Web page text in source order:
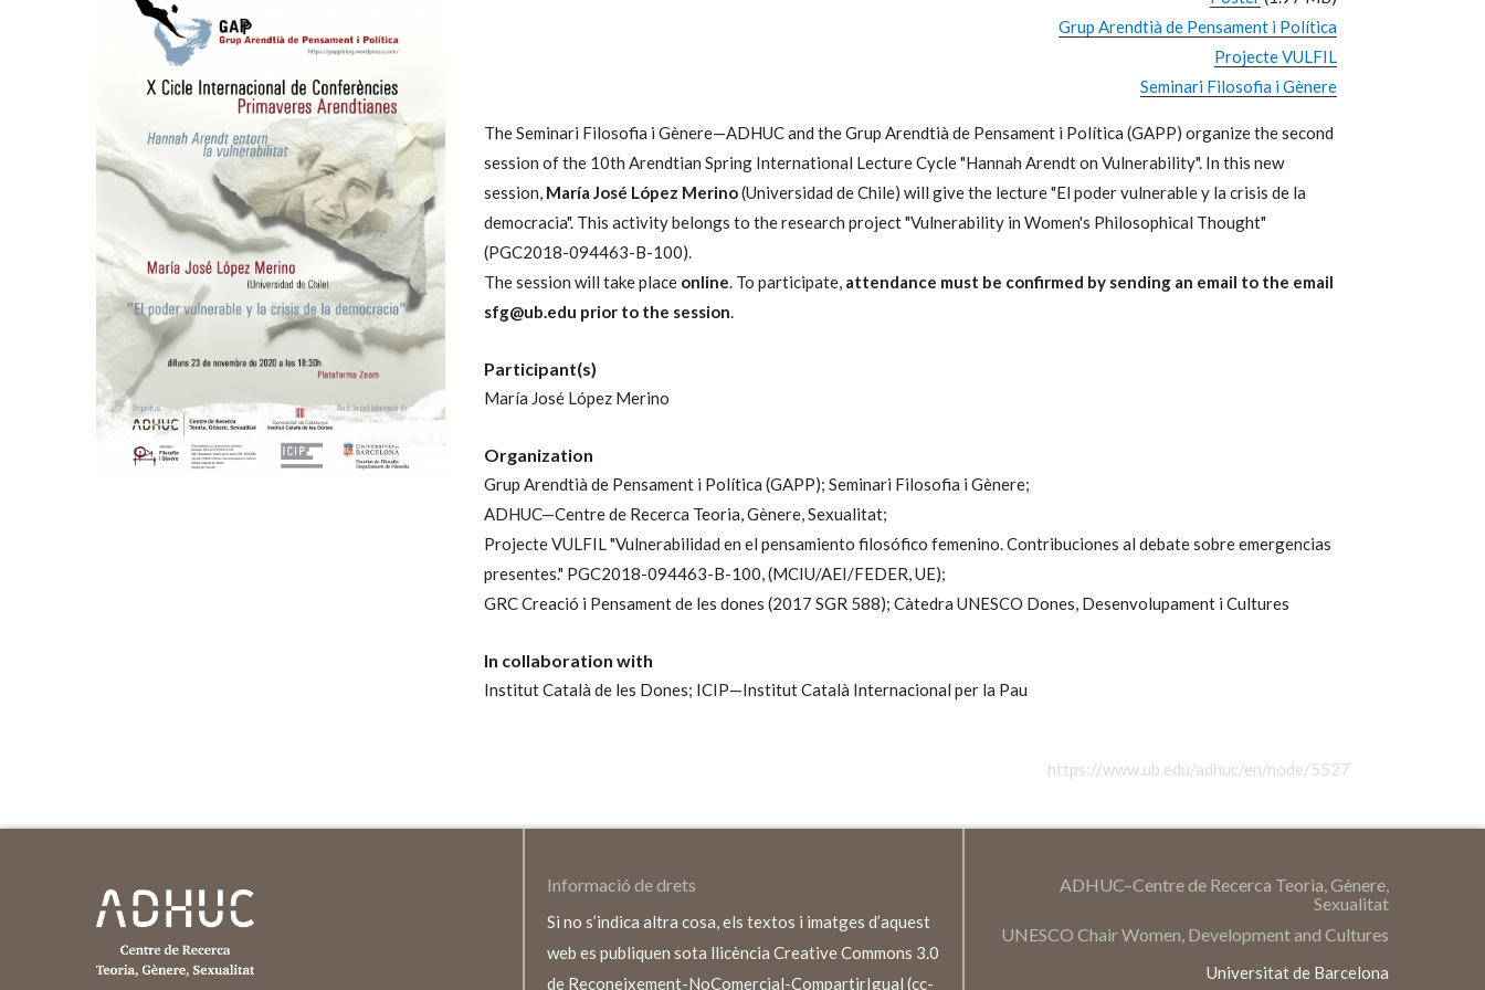
Grup Arendtià de Pensament i Política
Projecte VULFIL
Seminari Filosofia i Gènere
The Seminari Filosofia i Gènere—ADHUC and the Grup Arendtià de Pensament i Política (GAPP) organize the second
session of the 10th Arendtian Spring International Lecture Cycle "Hannah Arendt on Vulnerability". In this new
session, María José López Merino(Universidad de Chile) will give the lecture "El poder vulnerable y la crisis de la
democracia". This activity belongs to the research project "Vulnerability in Women's Philosophical Thought"
(PGC2018-094463-B-100).
The session will take place online. To participate, attendance must be confirmed by sending an email to the email
sfg@ub.edu prior to the session.
Participant(s)
María José López Merino
Organization
Grup Arendtià de Pensament i Política (GAPP); Seminari Filosofia i Gènere;
ADHUC—Centre de Recerca Teoria, Gènere, Sexualitat;
Projecte VULFIL "Vulnerabilidad en el pensamiento filosófico femenino. Contribuciones al debate sobre emergencias
presentes." PGC2018-094463-B-100, (MCIU/AEI/FEDER, UE);
GRC Creació i Pensament de les dones (2017 SGR 588); Càtedra UNESCO Dones, Desenvolupament i Cultures
In collaboration with
Institut Català de les Dones; ICIP—Institut Català Internacional per la Pau
https://www.ub.edu/adhuc/en/node/5527
Informació de drets
Si no s’indica altra cosa, els textos i imatges d’aquest
web es publiquen sota llicència Creative Commons 3.0
de Reconeixement-NoComercial-CompartirIgual (cc-
ADHUC–Centre de Recerca Teoria, Gènere,
Sexualitat
UNESCO Chair Women, Development and Cultures
Universitat de Barcelona